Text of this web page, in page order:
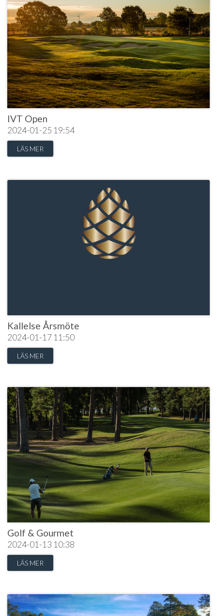
IVT Open
2024-01-25 19:54
LÄS MER
Kallelse Årsmöte
2024-01-17 11:50
LÄS MER
Golf & Gourmet
2024-01-13 10:38
LÄS MER